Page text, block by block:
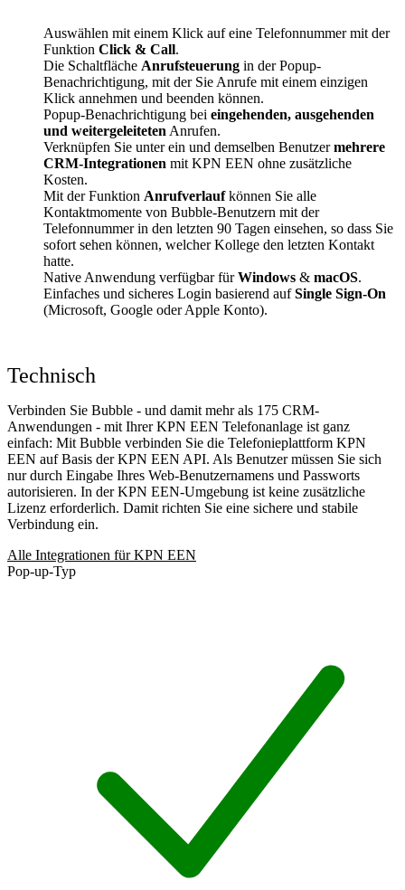
Auswählen mit einem Klick auf eine Telefonnummer mit der
Funktion Click & Call.
Die Schaltfläche Anrufsteuerung in der Popup-
Benachrichtigung, mit der Sie Anrufe mit einem einzigen
Klick annehmen und beenden können.
Popup-Benachrichtigung bei eingehenden, ausgehenden
und weitergeleiteten Anrufen.
Verknüpfen Sie unter ein und demselben Benutzermehrere
CRM-Integrationen mit KPN EEN ohne zusätzliche
Kosten.
Mit der Funktion Anrufverlaufkönnen Sie alle
Kontaktmomente von Bubble-Benutzern mit der
Telefonnummer in den letzten 90 Tagen einsehen, so dass Sie
sofort sehen können, welcher Kollege den letzten Kontakt
hatte.
Native Anwendung verfügbar fürWindows & macOS.
Einfaches und sicheres Login basierend aufSingle Sign-On
(Microsoft, Google oder Apple Konto).
Technisch
Verbinden Sie Bubble - und damit mehr als 175 CRM-
Anwendungen - mit Ihrer KPN EEN Telefonanlage ist ganz
einfach: Mit Bubble verbinden Sie die Telefonieplattform KPN
EEN auf Basis der KPN EEN API. Als Benutzer müssen Sie sich
nur durch Eingabe Ihres Web-Benutzernamens und Passworts
autorisieren. In der KPN EEN-Umgebung ist keine zusätzliche
Lizenz erforderlich. Damit richten Sie eine sichere und stabile
Verbindung ein.
Alle Integrationen für KPN EEN
Pop-up-Typ